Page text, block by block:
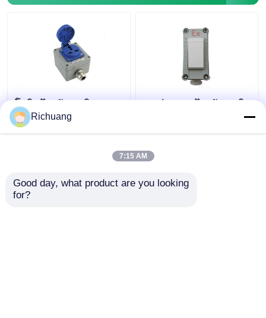
โซกิตป้องกันระเบิด
ภายนอก 220 วอลต์ ห้า
หลุมเปิดเผย ซ่อน 16A
86 ประเภท ป้องกันระเบิด
Richuang
7:15 AM
Good day, what product are you looking
for?